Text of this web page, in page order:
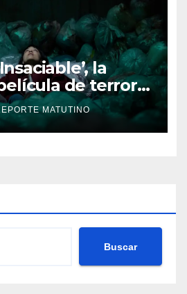
la
de terror
conoces y te
MATUTINO
Buscar